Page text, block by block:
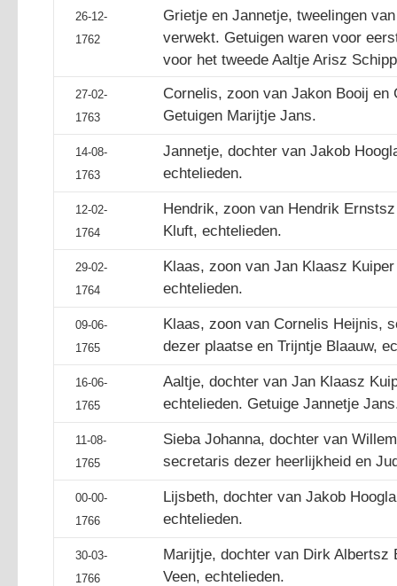
26-12-
1762
Grietje en Jannetje, tweelingen
verwekt. Getuigen waren voor
voor het tweede Aaltje Arisz
27-02-
1763
Cornelis, zoon van Jakon Booij en
Getuigen Marijtje Jans.
14-08-
1763
Jannetje, dochter van Jakob
echtelieden.
12-02-
1764
Hendrik, zoon van Hendrik
Kluft, echtelieden.
29-02-
1764
Klaas, zoon van Jan Klaasz
echtelieden.
09-06-
1765
Klaas, zoon van Cornelis Heijnis,
dezer plaatse en Trijntje Blaauw,
16-06-
1765
Aaltje, dochter van Jan Klaasz
echtelieden. Getuige Jannetje
11-08-
1765
Sieba Johanna, dochter van
secretaris dezer heerlijkheid en
00-00-
1766
Lijsbeth, dochter van Jakob
echtelieden.
30-03-
1766
Marijtje, dochter van Dirk Albertsz
Veen, echtelieden.